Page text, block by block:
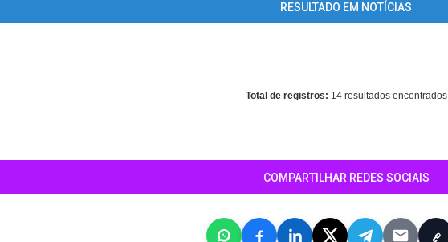
RESULTADO EM NOTÍCIAS
Total de registros: 14 resultados encontrados
COMPARTILHAR REDES SOCIAIS